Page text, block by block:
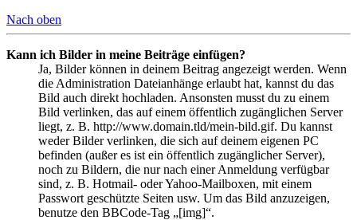
Nach oben
Kann ich Bilder in meine Beiträge einfügen?
Ja, Bilder können in deinem Beitrag angezeigt werden. Wenn
die Administration Dateianhänge erlaubt hat, kannst du das
Bild auch direkt hochladen. Ansonsten musst du zu einem
Bild verlinken, das auf einem öffentlich zugänglichen Server
liegt, z. B. http://www.domain.tld/mein-bild.gif. Du kannst
weder Bilder verlinken, die sich auf deinem eigenen PC
befinden (außer es ist ein öffentlich zugänglicher Server),
noch zu Bildern, die nur nach einer Anmeldung verfügbar
sind, z. B. Hotmail- oder Yahoo-Mailboxen, mit einem
Passwort geschützte Seiten usw. Um das Bild anzuzeigen,
benutze den BBCode-Tag „[img]“.